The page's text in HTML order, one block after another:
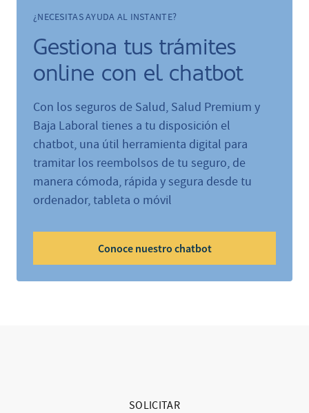
¿NECESITAS AYUDA AL INSTANTE?
Gestiona tus trámites
online con el chatbot
Con los seguros de Salud, Salud Premium y
Baja Laboral tienes a tu disposición el
chatbot, una útil herramienta digital para
tramitar los reembolsos de tu seguro, de
manera cómoda, rápida y segura desde tu
ordenador, tableta o móvil
Conoce nuestro chatbot
SOLICITAR